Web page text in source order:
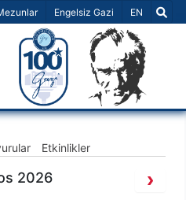
Engelsiz Gazi Dil Seçiniz
EN
Etkinlikler
2026